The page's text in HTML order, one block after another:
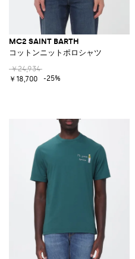
MC2 SAINT BARTH
コットンニットポロシャツ
￥24,934
￥18,700
-25%